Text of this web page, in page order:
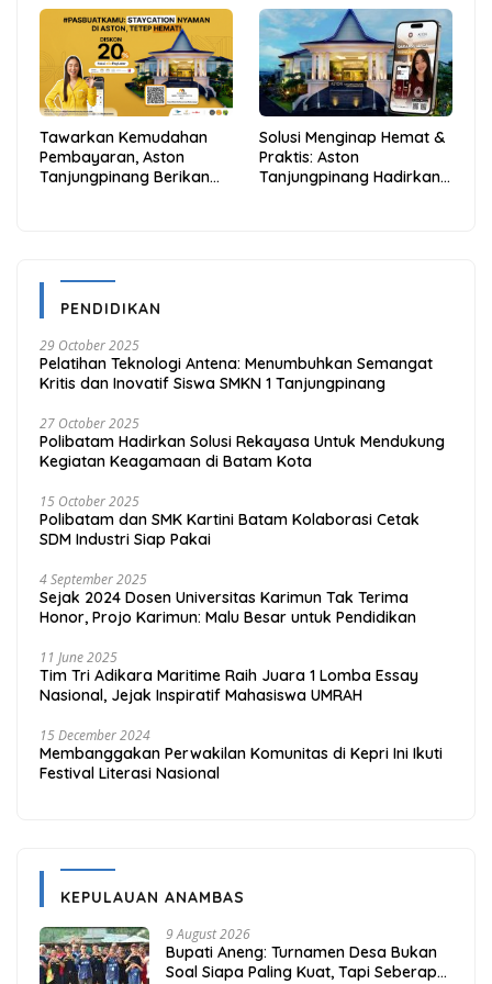
dan Hemat
Anambas Siap Mendunia
Tawarkan Kemudahan
Pembayaran, Aston
Tanjungpinang Berikan
Solusi Menginap Hemat &
Praktis: Aston
Tanjungpinang Hadirkan
PENDIDIKAN
29 October 2025
Pelatihan Teknologi Antena: Menumbuhkan Semangat
Kritis dan Inovatif Siswa SMKN 1 Tanjungpinang
27 October 2025
Polibatam Hadirkan Solusi Rekayasa Untuk Mendukung
Kegiatan Keagamaan di Batam Kota
15 October 2025
Polibatam dan SMK Kartini Batam Kolaborasi Cetak
SDM Industri Siap Pakai
4 September 2025
Sejak 2024 Dosen Universitas Karimun Tak Terima
Honor, Projo Karimun: Malu Besar untuk Pendidikan
11 June 2025
Tim Tri Adikara Maritime Raih Juara 1 Lomba Essay
Nasional, Jejak Inspiratif Mahasiswa UMRAH
15 December 2024
Membanggakan Perwakilan Komunitas di Kepri Ini Ikuti
Festival Literasi Nasional
KEPULAUAN ANAMBAS
9 August 2026
Bupati Aneng: Turnamen Desa Bukan
Soal Siapa Paling Kuat, Tapi Seberapa